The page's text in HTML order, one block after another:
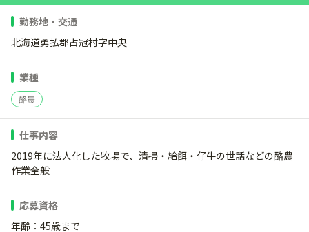
勤務地・交通
北海道勇払郡占冠村字中央
業種
酪農
仕事内容
2019年に法人化した牧場で、清掃・給餌・仔牛の世話などの酪農
作業全般
応募資格
年齢：45歳まで